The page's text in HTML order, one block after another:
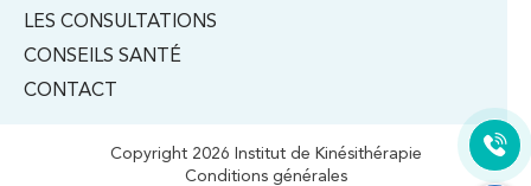
LES CONSULTATIONS
CONSEILS SANTÉ
CONTACT
Copyright 2026 Institut de Kinésithérapie
Conditions générales
PRENDRE RDV
IK Meudon – 92